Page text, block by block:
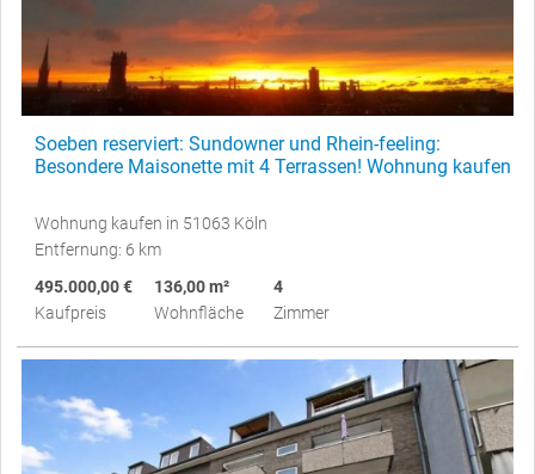
Soeben reserviert: Sundowner und Rhein-feeling:
Besondere Maisonette mit 4 Terrassen! Wohnung kaufen
Wohnung kaufen in 51063 Köln
Entfernung: 6 km
495.000,00 €
Kaufpreis
136,00 m²
Wohnfläche
4
Zimmer